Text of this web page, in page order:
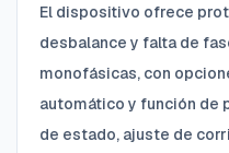
El dispositivo ofrece
desbalance y falta de
monofásicas, con
automático y función de
de estado, ajuste de